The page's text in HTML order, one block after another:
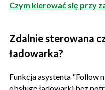
Czym kierować się przy
Zdalnie sterowana
ładowarka?
Funkcja asystenta "Follow